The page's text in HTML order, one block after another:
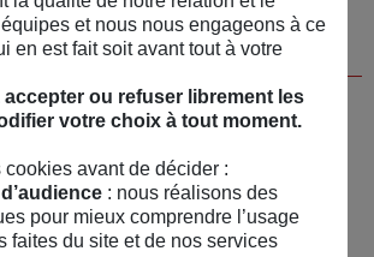
en savoir plus sur
vie pour mineur, découvrez notre
et nous nous engageons à ce
en est fait soit avant tout à votre
ou refuser librement les
votre choix à tout moment.
avant de décider :
: nous réalisons des
pour mieux comprendre l’usage
faites du site et de nos services